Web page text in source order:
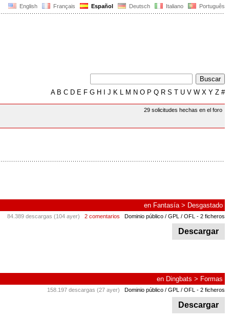
English Français Español Deutsch Italiano Português
AB C D E F G H J K L M N O P Q R S T U V W X Y Z #
29 solicitudes hechas en el foro
en Fantasía> Desgastado
84.389 descargas (104 ayer) 2 comentarios Dominio público / GPL / OFL - 2 ficheros
Descargar
en Dingbats > Formas
158.197 descargas (27 ayer) Dominio público / GPL / OFL - 2 ficheros
Descargar